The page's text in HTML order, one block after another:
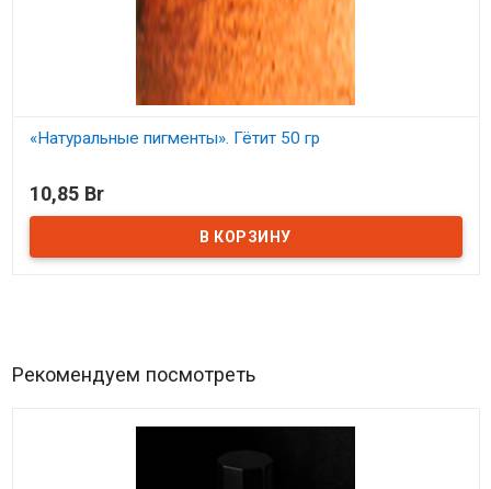
«Натуральные пигменты». Гётит 50 гр
10,85 Br
Рекомендуем посмотреть